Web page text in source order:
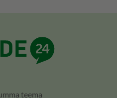
teema